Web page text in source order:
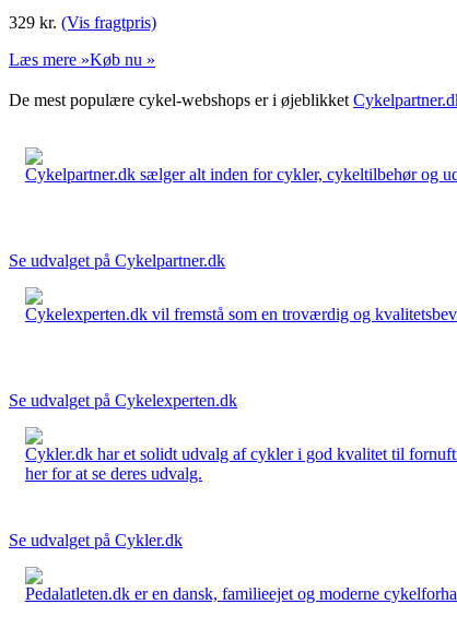
329 kr. (Vis fragtpris)
Læs mere »Køb nu »
De mest populære cykel-webshops er i øjeblikket
Cykelpartner.dk sælger alt inden for cykler, cykeltilbehør og
Se udvalget på Cykelpartner.dk
Cykelexperten.dk vil fremstå som en troværdig og
Se udvalget på Cykelexperten.dk
Cykler.dk har et solidt udvalg af cykler i god kvalitet til
her for at se deres udvalg.
Se udvalget på Cykler.dk
Pedalatleten.dk er en dansk, familieejet og moderne